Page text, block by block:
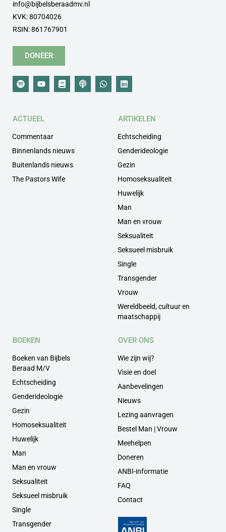
info@bijbelsberaadmv.nl
KVK: 80704026
RSIN: 861767901
DONEER
ACTUEEL
Commentaar
Binnenlands nieuws
Buitenlands nieuws
The Pastors Wife
ARTIKELEN
Echtscheiding
Genderideologie
Gezin
Homoseksualiteit
Huwelijk
Man
Man en vrouw
Seksualiteit
Seksueel misbruik
Single
Transgender
Vrouw
Wereldbeeld, cultuur en
maatschappij
BOEKEN
Boeken van Bijbels
Beraad M/V
Echtscheiding
Genderideologie
Gezin
Homoseksualiteit
Huwelijk
Man
Man en vrouw
Seksualiteit
Seksueel misbruik
Single
Transgender
OVER ONS
Wie zijn wij?
Visie en doel
Aanbevelingen
Nieuws
Lezing aanvragen
Bestel Man | Vrouw
Meehelpen
Doneren
ANBI-informatie
FAQ
Contact